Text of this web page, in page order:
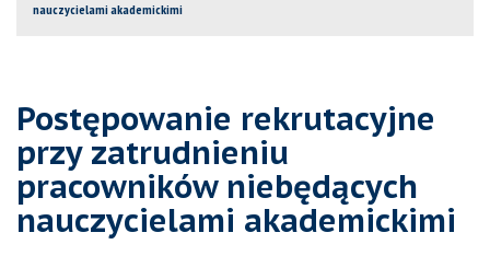
nauczycielami akademickimi
Postępowanie rekrutacyjne
przy zatrudnieniu
pracowników niebędących
nauczycielami akademickimi